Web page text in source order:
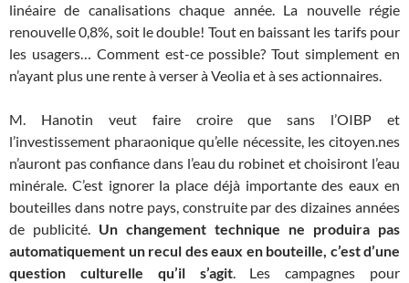
linéaire de canalisations chaque année. La nouvelle régie
renouvelle 0,8%, soit le double! Tout en baissant les tarifs pour
les usagers… Comment est-ce possible? Tout simplement en
n’ayant plus une rente à verser à Veolia et à ses actionnaires.
M. Hanotin veut faire croire que sans l’OIBP et
l’investissement pharaonique qu’elle nécessite, les citoyen.nes
n’auront pas confiance dans l’eau du robinet et choisiront l’eau
minérale. C’est ignorer la place déjà importante des eaux en
bouteilles dans notre pays, construite par des dizaines années
de publicité. Un changement technique ne produira pas
automatiquement un recul des eaux en bouteille, c’est d’une
question culturelle qu’il s’agit. Les campagnes pour